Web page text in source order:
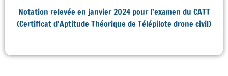
Notation relevée en janvier 2024 pour l’examen du CATT
(Certificat d’Aptitude Théorique de Télépilote drone civil)